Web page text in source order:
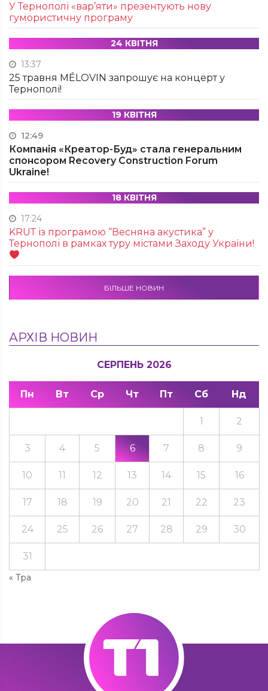
У Тернополі «вар’яти» презентують нову
гумористичну програму
24 КВІТНЯ
13:37
25 травня MÉLOVIN запрошує на концерт у
Тернополі!
19 КВІТНЯ
12:49
Компанія «Креатор-Буд» стала генеральним
спонсором Recovery Construction Forum
Ukraine!
18 КВІТНЯ
17:24
KRUТ із програмою “Весняна акустика” у
Тернополі в рамках туру містами Заходу України!
БІЛЬШЕ НОВИН
АРХІВ НОВИН
СЕРПЕНЬ 2026
Пн Вт Ср Чт Пт Сб Нд
« Тра
1 2
3 4 5 6 7 8 9
10 11 12 13 14 15 16
17 18 19 20 21 22 23
24 25 26 27 28 29 30
31